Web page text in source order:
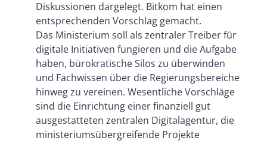
Diskussionen dargelegt. Bitkom hat einen
entsprechenden Vorschlag gemacht.
Das Ministerium soll als zentraler Treiber für
digitale Initiativen fungieren und die Aufgabe
haben, bürokratische Silos zu überwinden
und Fachwissen über die Regierungsbereiche
hinweg zu vereinen. Wesentliche Vorschläge
sind die Einrichtung einer finanziell gut
ausgestatteten zentralen Digitalagentur, die
ministeriumsübergreifende Projekte